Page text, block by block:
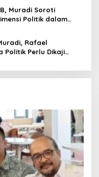
Muradi Soroti
Politik dalam
Rafael
Politik Perlu Dikaji